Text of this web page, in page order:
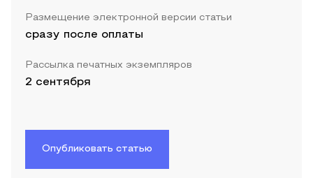
Размещение электронной версии статьи
сразу после оплаты
Рассылка печатных экземпляров
2 сентября
Опубликовать статью